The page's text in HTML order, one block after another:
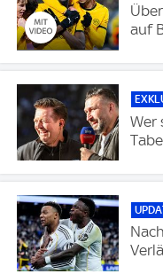
auf
Wer